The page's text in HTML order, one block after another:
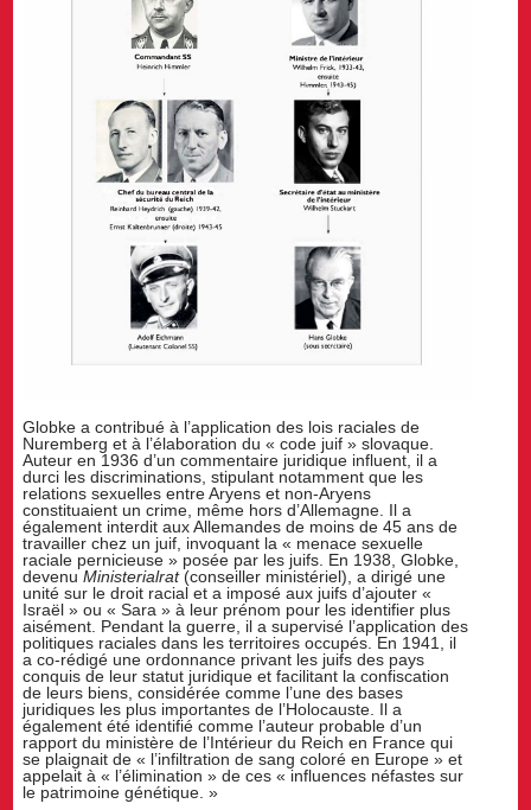
Globke a contribué à l’application des lois raciales de
Nuremberg et à l’élaboration du « code juif » slovaque.
Auteur en 1936 d’un commentaire juridique influent, il a
durci les discriminations, stipulant notamment que les
relations sexuelles entre Aryens et non-Aryens
constituaient un crime, même hors d’Allemagne. Il a
également interdit aux Allemandes de moins de 45 ans de
travailler chez un juif, invoquant la « menace sexuelle
raciale pernicieuse » posée par les juifs. En 1938, Globke,
devenuMinisterialrat(conseiller ministériel), a dirigé une
unité sur le droit racial et a imposé aux juifs d’ajouter «
Israël » ou « Sara » à leur prénom pour les identifier plus
aisément. Pendant la guerre, il a supervisé l’application des
politiques raciales dans les territoires occupés. En 1941, il
a co-rédigé une ordonnance privant les juifs des pays
conquis de leur statut juridique et facilitant la confiscation
de leurs biens, considérée comme l’une des bases
juridiques les plus importantes de l’Holocauste. Il a
également été identifié comme l’auteur probable d’un
rapport du ministère de l’Intérieur du Reich en France qui
se plaignait de « l’infiltration de sang coloré en Europe » et
appelait à « l’élimination » de ces « influences néfastes sur
le patrimoine génétique. »